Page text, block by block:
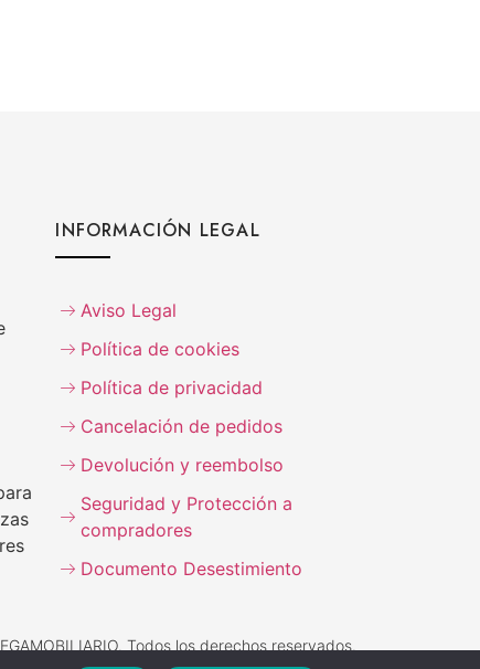
INFORMACIÓN LEGAL
Aviso Legal
Política de cookies
Política de privacidad
Cancelación de pedidos
Devolución y reembolso
Seguridad y Protección a
compradores
Documento Desestimiento
Todos los derechos reservados.